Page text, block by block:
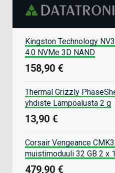
Kingston Technology
4.0 NVMe 3D NAND
158,90 €
Thermal Grizzly
yhdiste Lämpöalusta 2 g
13,90 €
Corsair Vengeance
muistimoduuli 32 GB 2 x
479,90 €